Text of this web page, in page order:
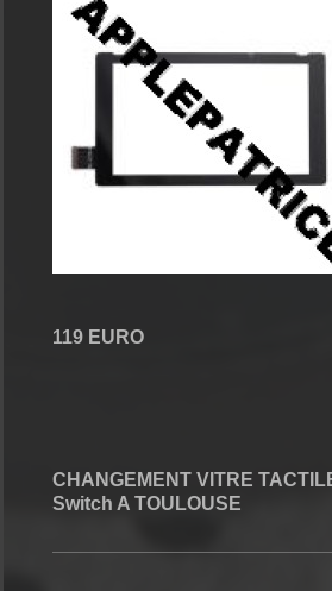
119 EURO
CHANGEMENT VITRE
Switch A TOULOUSE